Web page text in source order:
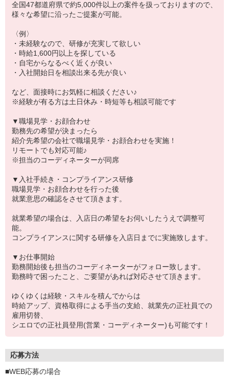
全国47都道府県で約5,000件以上の案件を扱っておりますので、
様々な希望に沿ったご提案が可能。
〈例〉
・未経験なので、研修が充実して欲しい
・時給1,600円以上を探している
・自宅からなるべく近くが良い
・入社開始日を相談出来る先が良い
など、面接時にお気軽に相談ください♪
※経験が有る方は土日休み・時短等も相談可能です
▼職場見学・お顔合わせ
勤務先の希望が決まったら
紹介先希望の会社で職場見学・お顔合わせを実施！
リモートでも対応可能♪
※担当のコーディネーターが同席
▼入社手続き・コンプライアンス研修
職場見学・お顔合わせを行った後
就業意思の確認をさせて頂きます。
就業希望の場合は、入店日の希望をお伺いしたうえで調整可
能。
コンプライアンスに関する研修を入店日までに実施致します。
▼お仕事開始
勤務開始後も担当のコーディネーターがフォロー致します。
勤務時で困ったこと、ご要望があれば対応させて頂きます。
ゆくゆくは経験・スキルを積んでからは
時給アップ、資格取得による手当の支給、就業先の正社員での
雇用切替、
シエロでの正社員登用(営業・コーディネーター)も可能です！
応募方法
■WEB応募の場合